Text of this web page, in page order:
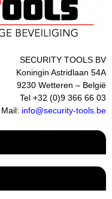
SECURITY TOOLS BV
Koningin Astridlaan 54A
9230 Wetteren – België
Tel +32 (0)9 366 66 03
Mail: info@security-tools.be